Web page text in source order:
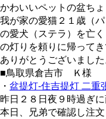
かわいいペットの盆ち
我が家の愛猫２１歳（
の愛犬（ステラ）を亡
の灯りを頼りに帰って
ありがとうございました
■鳥取県倉吉市 Ｋ様
・ 盆提灯-住吉提灯 二重
昨日２８日夜９時過ぎ
本日、兄弟で確認し注